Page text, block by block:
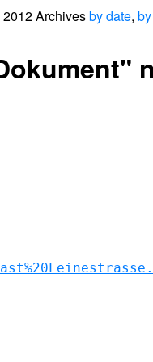
2012 Archivesby date,